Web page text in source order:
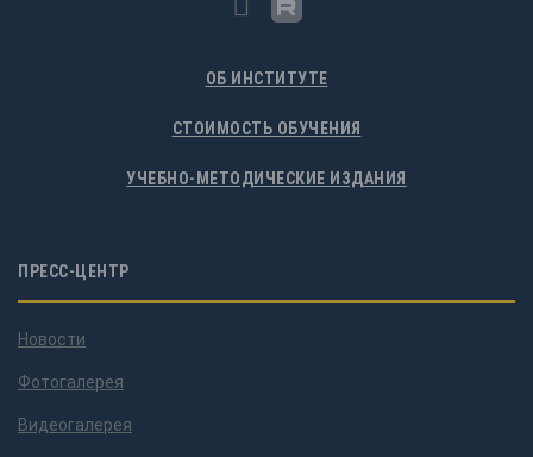
ОБ ИНСТИТУТЕ
СТОИМОСТЬ ОБУЧЕНИЯ
УЧЕБНО-МЕТОДИЧЕСКИЕ ИЗДАНИЯ
ПРЕСС-ЦЕНТР
Новости
Фотогалерея
Видеогалерея